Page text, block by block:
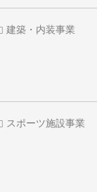
建築・内装事業
スポーツ施設事業